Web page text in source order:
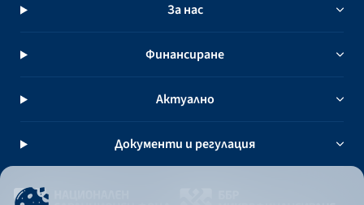
За нас
Финансиране
Актуално
Документи и регулация